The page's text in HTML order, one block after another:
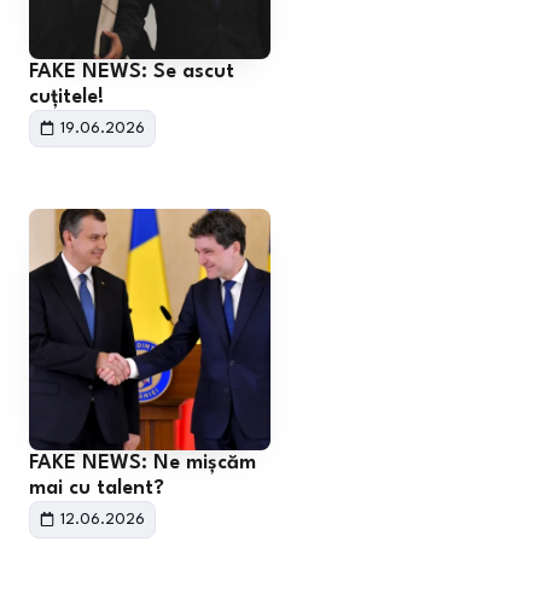
FAKE NEWS: Se ascut
cuțitele!
19.06.2026
FAKE NEWS: Ne mișcăm
mai cu talent?
12.06.2026